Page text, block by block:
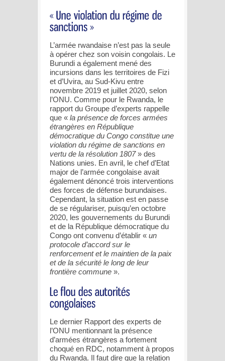
L’armée rwandaise n’est pas la seule
à opérer chez son voisin congolais. Le
Burundi a également mené des
incursions dans les territoires de Fizi
et d’Uvira, au Sud-Kivu entre
novembre 2019 et juillet 2020, selon
l’ONU. Comme pour le Rwanda, le
rapport du Groupe d’experts rappelle
que « la présence de forces armées
étrangères en République
démocratique du Congo constitue une
violation du régime de sanctions en
vertu de la résolution 1807» des
Nations unies. En avril, le chef d’Etat
major de l’armée congolaise avait
également dénoncé trois interventions
des forces de défense burundaises.
Cependant, la situation est en passe
de se régulariser, puisqu’en octobre
2020, les gouvernements du Burundi
et de la République démocratique du
Congo ont convenu d’établir « un
protocole d’accord sur le
renforcement et le maintien de la paix
et de la sécurité le long de leur
frontière commune ».
Le dernier Rapport des experts de
l’ONU mentionnant la présence
d’armées étrangères a fortement
choqué en RDC, notamment à propos
du Rwanda. Il faut dire que la relation